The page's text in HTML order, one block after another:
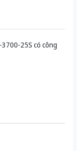
25S có công